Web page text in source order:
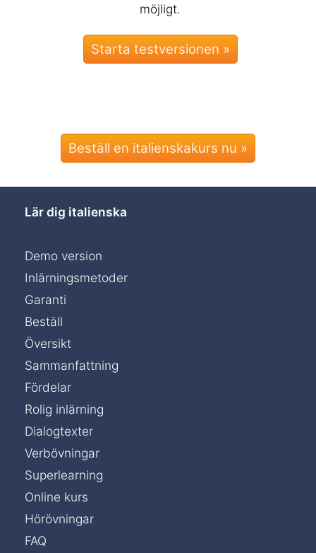
möjligt.
Beställ en italienskakurs nu »
Lär dig italienska
Demo version
Inlärningsmetoder
Garanti
Beställ
Översikt
Sammanfattning
Fördelar
Rolig inlärning
Dialogtexter
Verbövningar
Superlearning
Online kurs
Hörövningar
FAQ